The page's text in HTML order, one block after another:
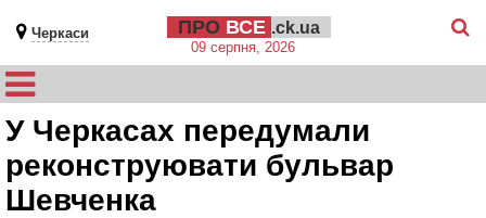
Черкаси ПРО ВСЕ .ck.ua
09 серпня, 2026
У Черкасах передумали
реконструювати бульвар
Шевченка